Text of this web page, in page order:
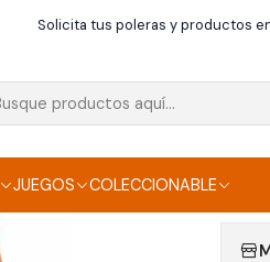
JUEGOS COLECCIONABLE
Solicita tus poleras y productos
Inicio Die Cast